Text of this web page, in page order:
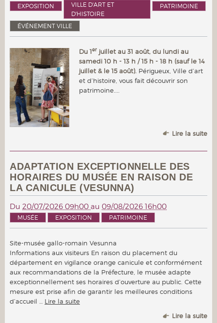
EXPOSITION
VILLE D'ART ET
D'HISTOIRE
PATRIMOINE
ÉVÉNEMENT VILLE
Du 1erjuillet au 31 août, du lundi au
samedi 10 h - 13 h / 15 h - 18 h (sauf le 14
juillet & le 15 août). Périgueux, Ville d’art
et d’histoire, vous fait découvrir son
patrimoine....
Lire la suite
ADAPTATION EXCEPTIONNELLE DES
HORAIRES DU MUSÉE EN RAISON DE
LA CANICULE (VESUNNA)
Du 20/07/2026 09h00 au 09/08/2026 16h00
MUSÉE EXPOSITION PATRIMOINE
Site-musée gallo-romain Vesunna
Informations aux visiteurs En raison du placement du
département en vigilance orange canicule et conformément
aux recommandations de la Préfecture, le musée adapte
exceptionnellement ses horaires d’ouverture au public. Cette
mesure est prise afin de garantir les meilleures conditions
d’accueil … Lire la suite
Lire la suite